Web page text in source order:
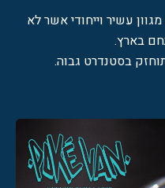
פארק מתם כולל ECO SYSTEM מגוון עשיר וייחודי אשר לא
בארץ.
בסטנדרט גבוה.